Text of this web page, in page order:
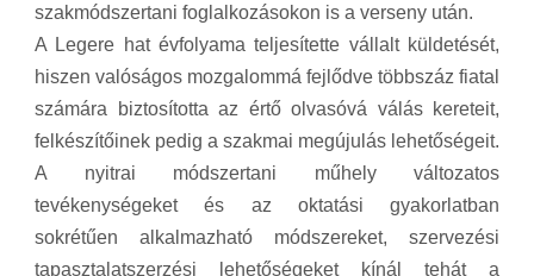
szakmódszertani foglalkozásokon is a verseny után.
A Legere hat évfolyama teljesítette vállalt küldetését,
hiszen valóságos mozgalommá fejlődve többszáz fiatal
számára biztosította az értő olvasóvá válás kereteit,
felkészítőinek pedig a szakmai megújulás lehetőségeit.
A nyitrai módszertani műhely változatos
tevékenységeket és az oktatási gyakorlatban
sokrétűen alkalmazható módszereket, szervezési
tapasztalatszerzési lehetőségeket kínál tehát a